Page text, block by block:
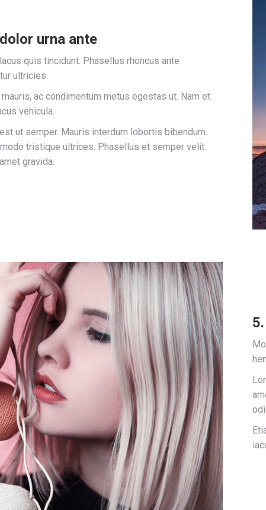
urna ante
quis tincidunt. Phasellus rhoncus ante
ultricies.
ac condimentum metus egestas ut. Nam et
vehicula.
ut semper. Mauris interdum lobortis bibendum.
tristique ultrices. Phasellus et semper velit.
gravida.